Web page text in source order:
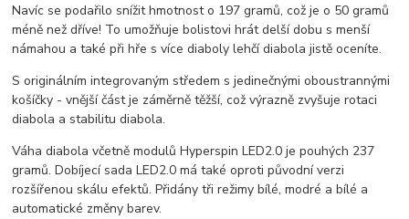
Navíc se podařilo snížit hmotnost o 197 gramů, což je o 50 gramů
méně než dříve! To umožňuje bolistovi hrát delší dobu s menší
námahou a také při hře s více diaboly lehčí diabola jistě oceníte.
S originálním integrovaným středem s jedinečnými oboustrannými
košíčky - vnější část je záměrně těžší, což výrazně zvyšuje rotaci
diabola a stabilitu diabola.
Váha diabola včetně modulů Hyperspin LED2.0 je pouhých 237
gramů. Dobíjecí sada LED2.0 má také oproti původní verzi
rozšířenou skálu efektů. Přidány tři režimy bílé, modré a bílé a
automatické změny barev.